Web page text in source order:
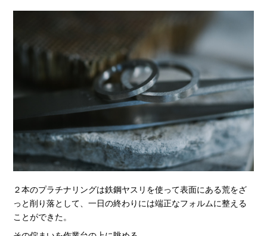
２本のプラチナリングは鉄鋼ヤスリを使って表面にある荒をざ
っと削り落として、一日の終わりには端正なフォルムに整える
ことができた。